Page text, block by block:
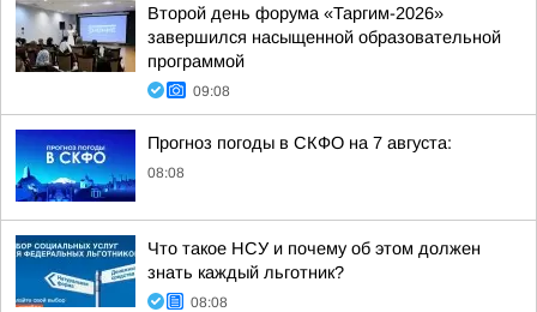
Второй день форума «Таргим-2026»
завершился насыщенной образовательной
программой
09:08
Прогноз погоды в СКФО на 7 августа:
08:08
Что такое НСУ и почему об этом должен
знать каждый льготник?
08:08